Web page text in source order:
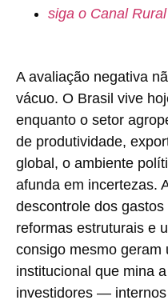
siga o Canal
A avaliação negativa
vácuo. O Brasil vive
enquanto o setor
de produtividade,
global, o ambiente
afunda em incertezas.
descontrole dos
reformas estruturais e
consigo mesmo geram
institucional que mina
investidores —